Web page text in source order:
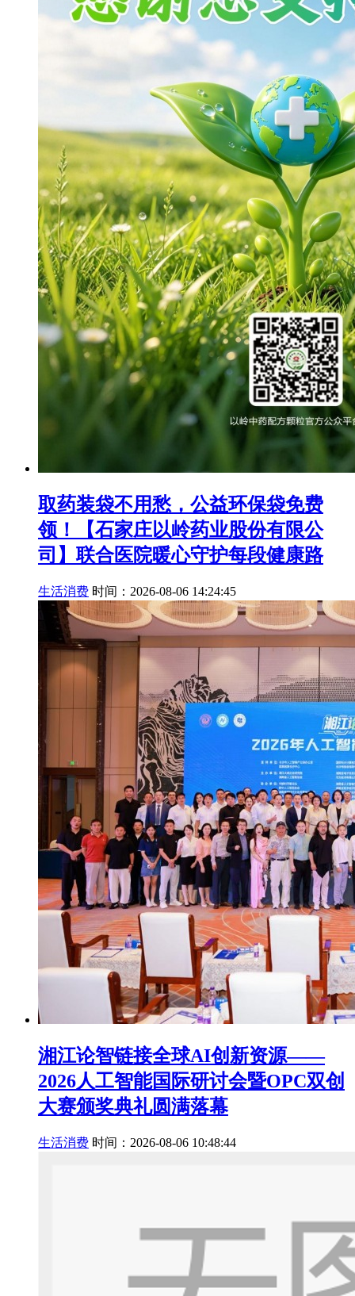
取药装袋不用愁，公益环保袋免费
领！【石家庄以岭药业股份有限公
司】联合医院暖心守护每段健康路
生活消费 时间：2026-08-06 14:24:45
湘江论智链接全球AI创新资源——
2026人工智能国际研讨会暨OPC双创
大赛颁奖典礼圆满落幕
生活消费 时间：2026-08-06 10:48:44